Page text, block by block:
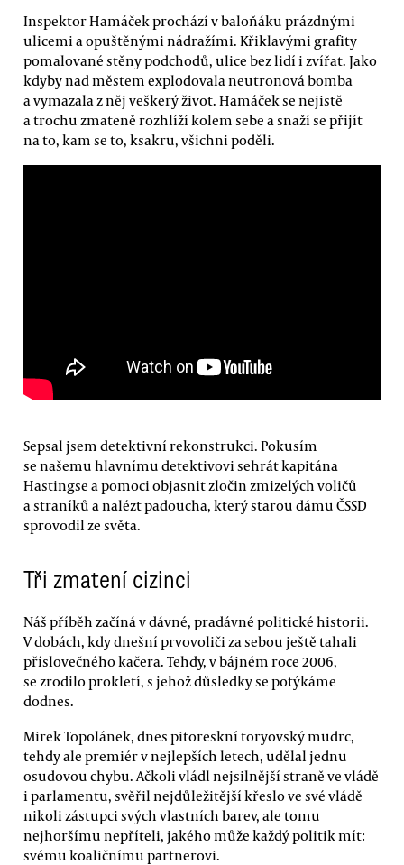
Inspektor Hamáček prochází v baloňáku prázdnými
ulicemi a opuštěnými nádražími. Křiklavými grafity
pomalované stěny podchodů, ulice bez lidí i zvířat. Jako
kdyby nad městem explodovala neutronová bomba
a vymazala z něj veškerý život. Hamáček se nejistě
a trochu zmateně rozhlíží kolem sebe a snaží se přijít
na to, kam se to, ksakru, všichni poděli.
Sepsal jsem detektivní rekonstrukci. Pokusím
se našemu hlavnímu detektivovi sehrát kapitána
Hastingse a pomoci objasnit zločin zmizelých voličů
a straníků a nalézt padoucha, který starou dámu ČSSD
sprovodil ze světa.
Tři zmatení cizinci
Náš příběh začíná v dávné, pradávné politické historii.
V dobách, kdy dnešní prvovoliči za sebou ještě tahali
příslovečného kačera. Tehdy, v bájném roce 2006,
se zrodilo prokletí, s jehož důsledky se potýkáme
dodnes.
Mirek Topolánek, dnes pitoreskní toryovský mudrc,
tehdy ale premiér v nejlepších letech, udělal jednu
osudovou chybu. Ačkoli vládl nejsilnější straně ve vládě
i parlamentu, svěřil nejdůležitější křeslo ve své vládě
nikoli zástupci svých vlastních barev, ale tomu
nejhoršímu nepříteli, jakého může každý politik mít:
svému koaličnímu partnerovi.